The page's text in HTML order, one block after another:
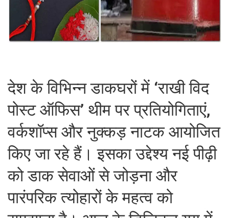
देश के विभिन्न डाकघरों में ‘राखी विद
पोस्ट ऑफिस’ थीम पर प्रतियोगिताएं,
वर्कशॉप्स और नुक्कड़ नाटक आयोजित
किए जा रहे हैं। इसका उद्देश्य नई पीढ़ी
को डाक सेवाओं से जोड़ना और
पारंपरिक त्योहारों के महत्व को